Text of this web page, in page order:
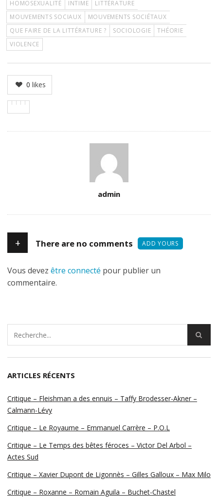
HOMOSEXUALITÉ INTIME
LITTÉRATURE
MOUVEMENTS SOCIAUX
MOUVEMENTS SOCIÉTAUX
QUE FAIRE DE LA LITTÉRATURE ?
SOCIOLOGIE
THÉORIE
VIOLENCE
0 likes
admin
+ There are no comments ADD YOURS
Vous devez être connecté pour publier un
commentaire.
ARTICLES RÉCENTS
Critique – Fleishman a des ennuis – Taffy Brodesser-Akner –
Calmann-Lévy
Critique – Le Royaume – Emmanuel Carrère – P.O.L
Critique – Le Temps des bêtes féroces – Victor Del Arbol –
Actes Sud
Critique – Xavier Dupont de Ligonnès – Gilles Galloux – Max Milo
Critique – Roxanne – Romain Aguila – Buchet-Chastel